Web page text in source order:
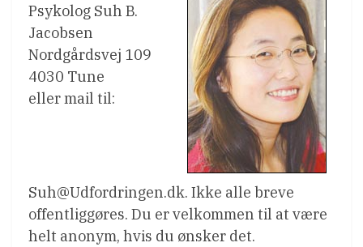
Psykolog Suh B.
Jacobsen
Nordgårdsvej 109
4030 Tune
eller mail til:
Suh@Udfordringen.dk. Ikke alle breve
offentliggøres. Du er velkommen til at være
helt anonym, hvis du ønsker det.